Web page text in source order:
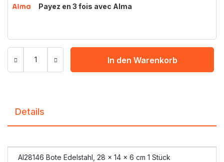
Payez en 3 fois avec Alma
In den Warenkorb
Details
AI28146 Bote Edelstahl, 28 x 14 x 6 cm 1 Stück